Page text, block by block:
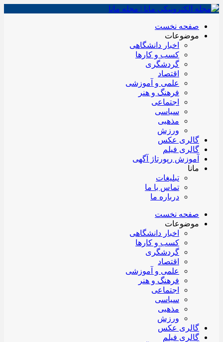
صفحه نخست
موضوعات
اخبار دانشگاهی
کسب و کارها
گردشگری
اقتصاد
علمی و آموزشی
فرهنگ و هنر
اجتماعی
سیاسی
مذهبی
ورزش
گالری عکس
گالری فیلم
آموزش رپورتاژ آگهی
مانا
تبلیغات
تماس با ما
درباره ما
صفحه نخست
موضوعات
اخبار دانشگاهی
کسب و کارها
گردشگری
اقتصاد
علمی و آموزشی
فرهنگ و هنر
اجتماعی
سیاسی
مذهبی
ورزش
گالری عکس
گالری فیلم